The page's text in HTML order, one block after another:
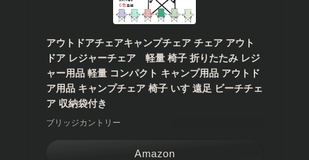
アウトドアチェアキャンプチェア チェア アウト
ドア レジャーチェア 軽量 椅子 折りたたみ レジ
ャー用品 軽量 コンパクト キャンプ用品 アウトド
ア用品 キャンプチェア 椅子 いす 遠足 ビーチチェ
ア 収納袋付き
ブリッジカントリー
Amazon